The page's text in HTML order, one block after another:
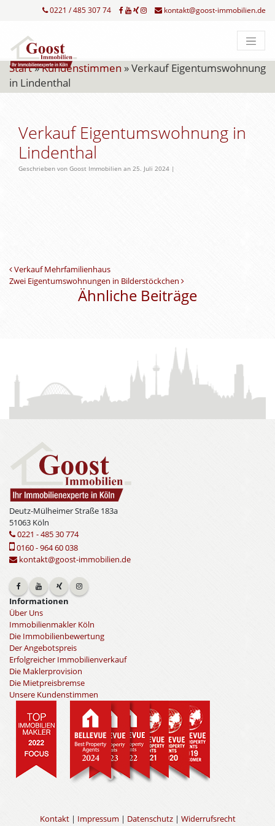
0221 / 485 307 74 kontakt@goost-immobilien.de
Start»Kundenstimmen »Verkauf Eigentumswohnung
in Lindenthal
Verkauf Eigentumswohnung in
Lindenthal
Geschrieben von Goost Immobilien an 25. Juli 2024 |
Beitrags-Navigation
Verkauf Mehrfamilienhaus
Zwei Eigentumswohnungen in Bilderstöckchen
Ähnliche Beiträge
Deutz-Mülheimer Straße 183a
51063 Köln
0221 - 485 30 774
0160 - 964 60 038
kontakt@goost-immobilien.de
Informationen
Über Uns
Immobilienmakler Köln
Die Immobilienbewertung
Der Angebotspreis
Erfolgreicher Immobilienverkauf
Die Maklerprovision
Die Mietpreisbremse
Unsere Kundenstimmen
Kontakt| Impressum | Datenschutz| Widerrufsrecht